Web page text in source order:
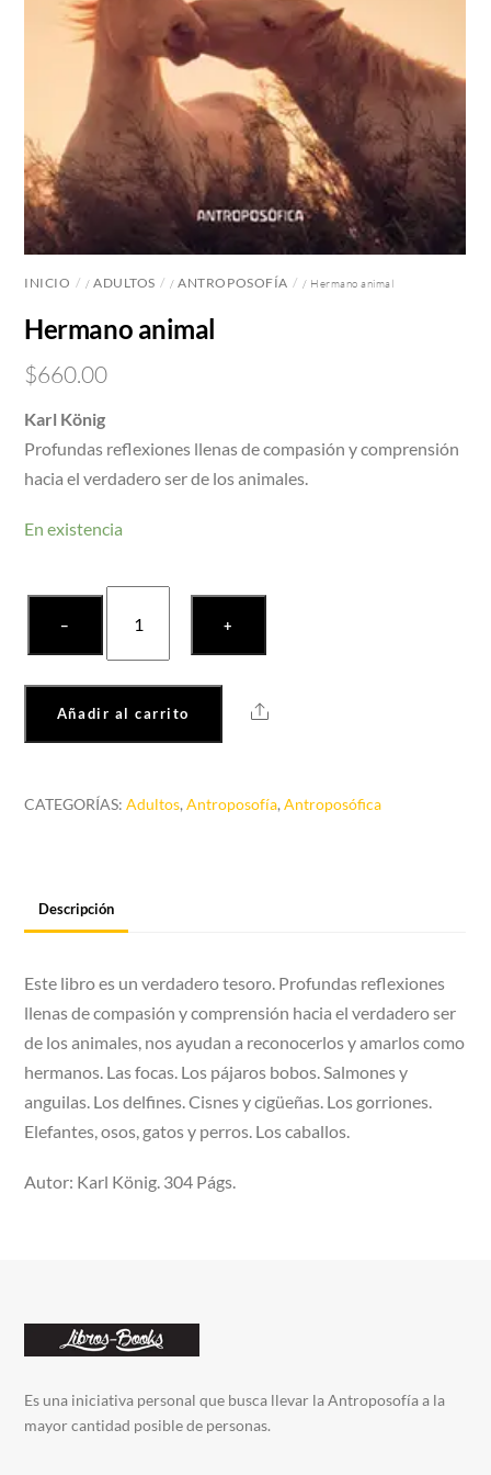
INICIO /ADULTOS /ANTROPOSOFÍA / Hermano animal
Hermano animal
$660.00
Karl König
Profundas reflexiones llenas de compasión y comprensión
hacia el verdadero ser de los animales.
En existencia
−
animal
cantidad
+
Añadir al carrito Share
CATEGORÍAS:Adultos,Antroposofía,Antroposófica
Descripción
Este libro es un verdadero tesoro. Profundas reflexiones
llenas de compasión y comprensión hacia el verdadero ser
de los animales, nos ayudan a reconocerlos y amarlos como
hermanos. Las focas. Los pájaros bobos. Salmones y
anguilas. Los delfines. Cisnes y cigüeñas. Los gorriones.
Elefantes, osos, gatos y perros. Los caballos.
Autor: Karl König. 304 Págs.
Es una iniciativa personal que busca llevar la Antroposofía a la
mayor cantidad posible de personas.